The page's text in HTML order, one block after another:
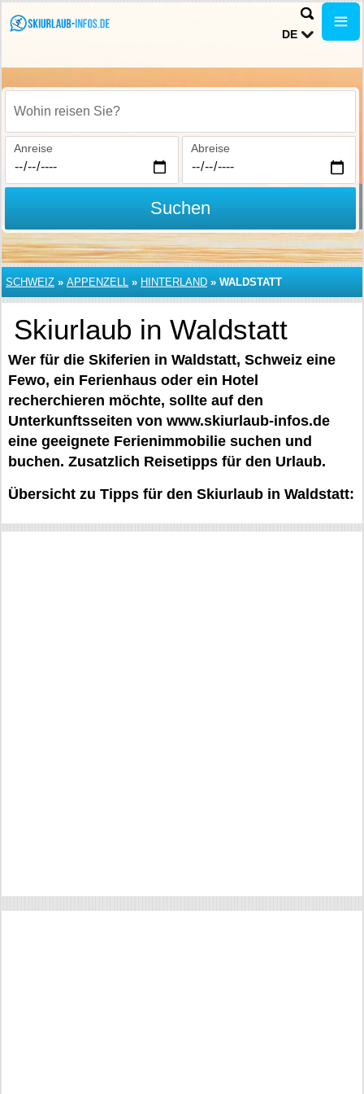
DE
Wohin reisen Sie?
Anreise Abreise
Suchen
SCHWEIZ » APPENZELL » HINTERLAND » WALDSTATT
Skiurlaub in Waldstatt
Wer für die Skiferien in Waldstatt, Schweiz eine
Fewo, ein Ferienhaus oder ein Hotel
recherchieren möchte, sollte auf den
Unterkunftsseiten von www.skiurlaub-infos.de
eine geeignete Ferienimmobilie suchen und
buchen. Zusatzlich Reisetipps für den Urlaub.
Übersicht zu Tipps für den Skiurlaub in Waldstatt: